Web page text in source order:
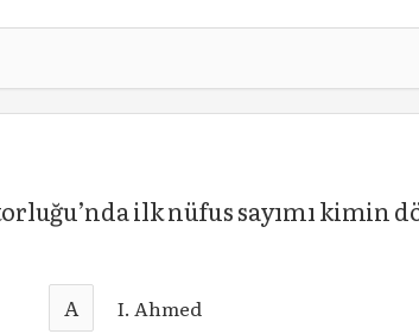
ilk nüfus sayımı kimin
A I. Ahmed